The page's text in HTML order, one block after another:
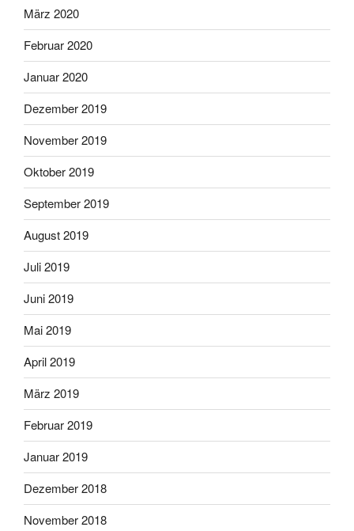
März 2020
Februar 2020
Januar 2020
Dezember 2019
November 2019
Oktober 2019
September 2019
August 2019
Juli 2019
Juni 2019
Mai 2019
April 2019
März 2019
Februar 2019
Januar 2019
Dezember 2018
November 2018